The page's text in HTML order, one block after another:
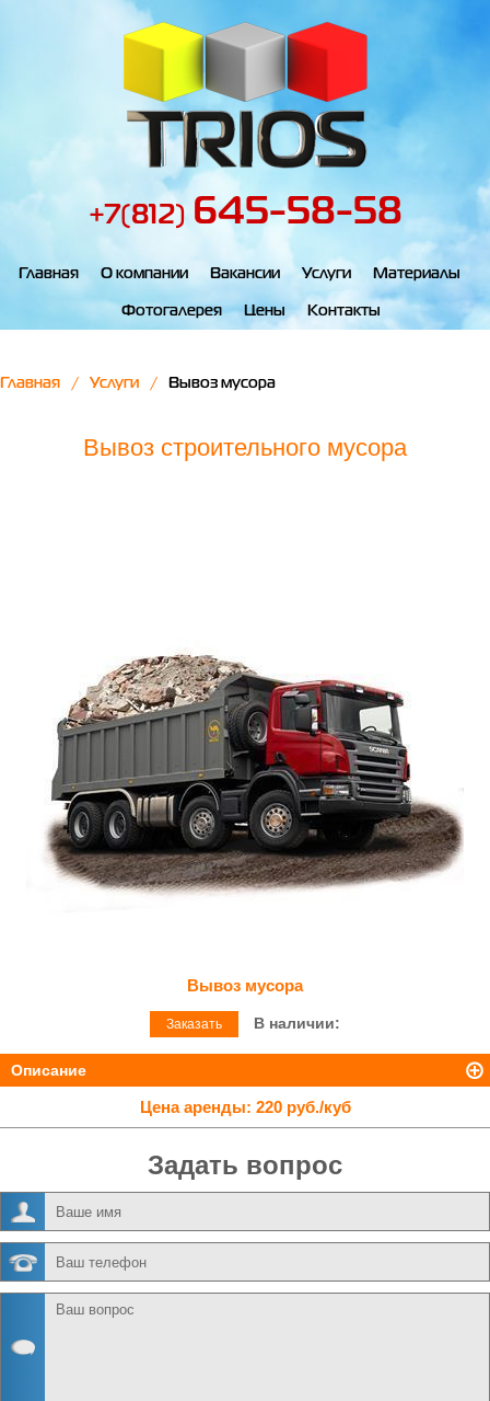
+7(812) 645-58-58
Главная О компании Вакансии Услуги Материалы
Фотогалерея Цены Контакты
Главная Услуги Вывоз мусора
Вывоз строительного мусора
Вывоз мусора
Заказать В наличии:
Описание
Цена аренды: 220 руб./куб
Задать вопрос